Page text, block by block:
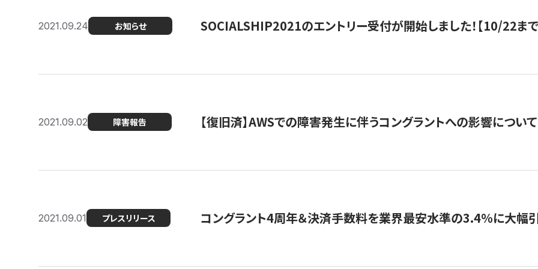
2021.09.24 お知らせ SOCIALSHIP2021のエントリー受付が開始しました！【10/22まで
2021.09.02 障害報告 【復旧済】AWSでの障害発生に伴うコングラントへの影響について
2021.09.01 プレスリリース コングラント4周年＆決済手数料を業界最安水準の3.4％に大幅